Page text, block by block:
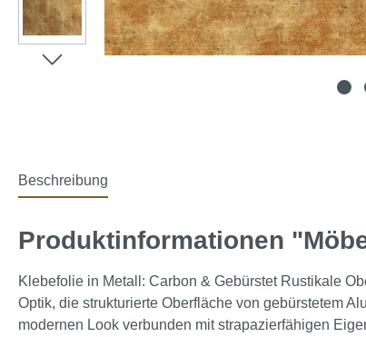
Beschreibung
Produktinformationen
Klebefolie in Metall: Carbon & Gebürstet Rustikale
Optik, die strukturierte Oberfläche von gebürstetem
modernen Look verbunden mit strapazierfähigen